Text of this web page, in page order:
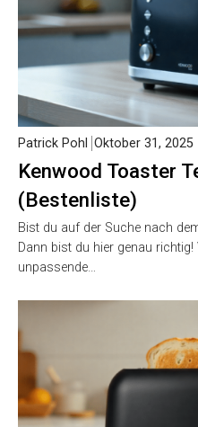
Kenwood Toaster
(Bestenliste)
Patrick Pohl Oktober 31, 2025
Bist du auf der Suche nach
Dann bist du hier genau
unpassende…